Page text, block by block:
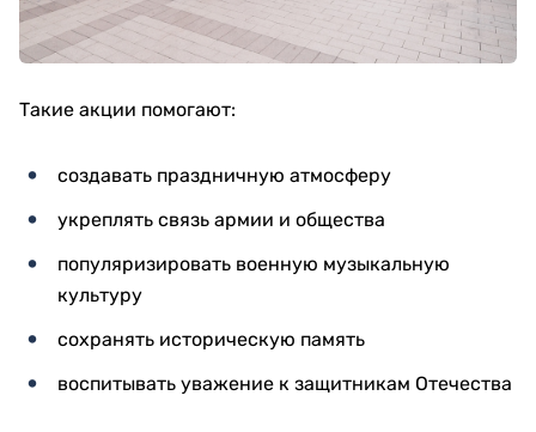
Такие акции помогают:
создавать праздничную атмосферу
укреплять связь армии и общества
популяризировать военную музыкальную
культуру
сохранять историческую память
воспитывать уважение к защитникам Отечества